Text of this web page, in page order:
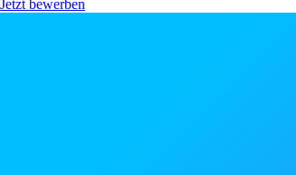
Jetzt bewerben